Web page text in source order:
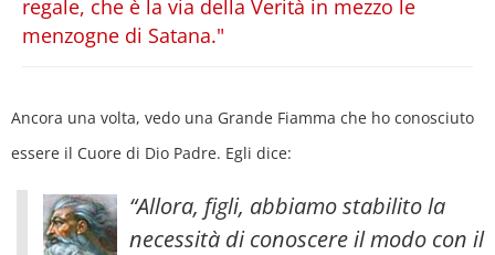
regale, che è la via della Verità in mezzo le
menzogne di Satana."
Ancora una volta, vedo una Grande Fiamma che ho conosciuto
essere il Cuore di Dio Padre. Egli dice:
“Allora, figli, abbiamo stabilito la
necessità di conoscere il modo con il